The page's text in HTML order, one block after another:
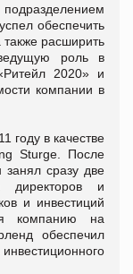
обеспечить
расширить
роль в
2020» и
компании в
году в качестве
Sturge. После
сразу две
директоров и
и инвестиций
компанию на
обеспечил